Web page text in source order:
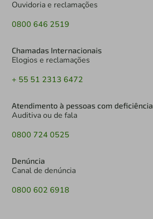
Ouvidoria e reclamações
0800 646 2519
Chamadas Internacionais
Elogios e reclamações
+ 55 51 2313 6472
Atendimento à pessoas com deficiência
Auditiva ou de fala
0800 724 0525
Denúncia
Canal de denúncia
0800 602 6918